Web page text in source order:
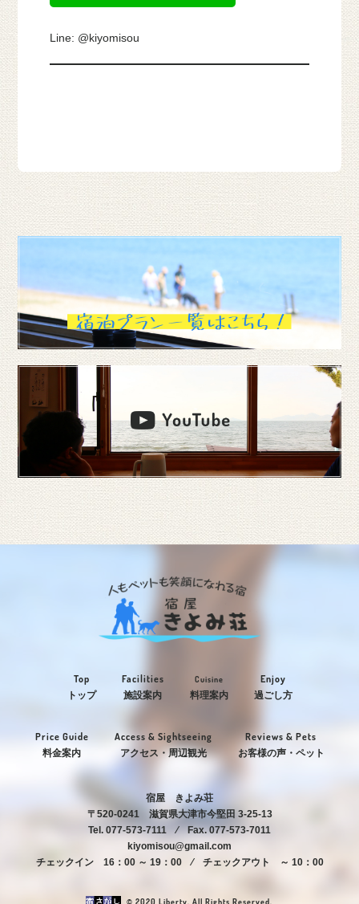
Line: @kiyomisou
Top
トップ
Facilities
施設案内
Cuisine
料理案内
Enjoy
過ごし方
Price Guide
料金案内
Access & Sightseeing
アクセス・周辺観光
Reviews & Pets
お客様の声・ペット
宿屋 きよみ荘
〒520-0241 滋賀県大津市今堅田 3-25-13
Tel. 077-573-7111 ⁄ Fax. 077-573-7011
kiyomisou@gmail.com
チェックイン 16：00 ～ 19：00 ⁄ チェックアウト ～ 10：00
© 2020 Liberty. All Rights Reserved.